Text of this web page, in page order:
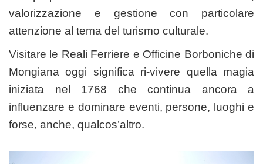
valorizzazione e gestione con particolare
attenzione al tema del turismo culturale.
Visitare le Reali Ferriere e Officine Borboniche di
Mongiana oggi significa ri-vivere quella magia
iniziata nel 1768 che continua ancora a
influenzare e dominare eventi, persone, luoghi e
forse, anche, qualcos’altro.